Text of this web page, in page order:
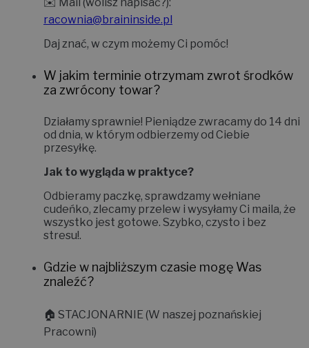
racownia@braininside.pl
Daj znać, w czym możemy Ci pomóc!
W jakim terminie otrzymam zwrot środków
za zwrócony towar?
Działamy sprawnie! Pieniądze zwracamy do 14 dni
od dnia, w którym odbierzemy od Ciebie
przesyłkę.
Jak to wygląda w praktyce?
Odbieramy paczkę, sprawdzamy wełniane
cudeńko, zlecamy przelew i wysyłamy Ci maila, że
wszystko jest gotowe. Szybko, czysto i bez
stresu!.
Gdzie w najbliższym czasie mogę Was
znaleźć?
🏠 STACJONARNIE (W naszej poznańskiej
Pracowni)